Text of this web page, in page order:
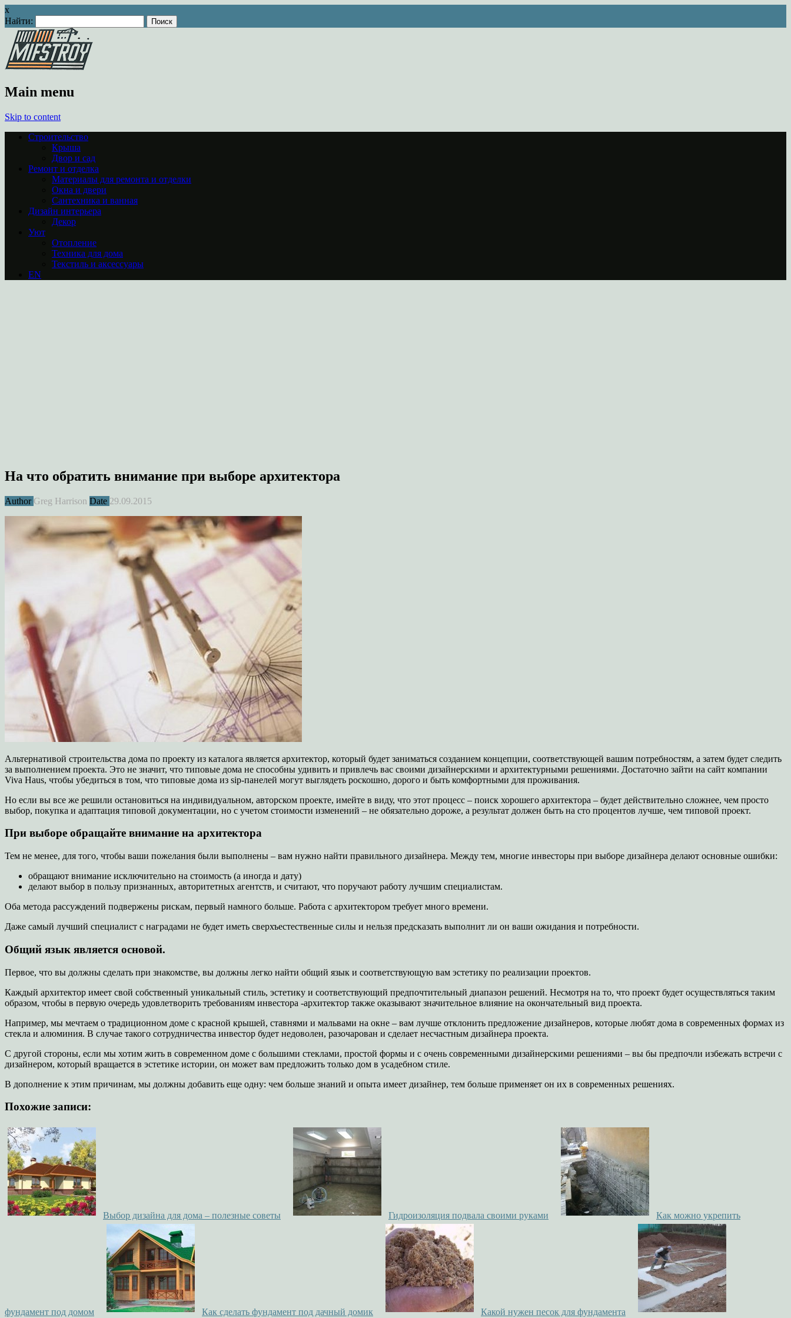
x
Найти:
Main menu
Skip to content
Строительство
Крыша
Двор и сад
Ремонт и отделка
Материалы для ремонта и отделки
Окна и двери
Сантехника и ванная
Дизайн интерьера
Декор
Уют
Отопление
Техника для дома
Текстиль и аксессуары
EN
На что обратить внимание при выборе архитектора
Author Greg Harrison Date 29.09.2015
Альтернативой строительства дома по проекту из каталога является архитектор, который будет заниматься созданием концепции, соответствующей вашим потребностям, а затем будет следить
за выполнением проекта. Это не значит, что типовые дома не способны удивить и привлечь вас своими дизайнерскими и архитектурными решениями. Достаточно зайти на сайт компании
Viva Haus, чтобы убедиться в том, что типовые дома из sip-панелей могут выглядеть роскошно, дорого и быть комфортными для проживания.
Но если вы все же решили остановиться на индивидуальном, авторском проекте, имейте в виду, что этот процесс – поиск хорошего архитектора – будет действительно сложнее, чем просто
выбор, покупка и адаптация типовой документации, но с учетом стоимости изменений – не обязательно дороже, а результат должен быть на сто процентов лучше, чем типовой проект.
При выборе обращайте внимание на архитектора
Тем не менее, для того, чтобы ваши пожелания были выполнены – вам нужно найти правильного дизайнера. Между тем, многие инвесторы при выборе дизайнера делают основные ошибки:
обращают внимание исключительно на стоимость (а иногда и дату)
делают выбор в пользу признанных, авторитетных агентств, и считают, что поручают работу лучшим специалистам.
Оба метода рассуждений подвержены рискам, первый намного больше. Работа с архитектором требует много времени.
Даже самый лучший специалист с наградами не будет иметь сверхъестественные силы и нельзя предсказать выполнит ли он ваши ожидания и потребности.
Общий язык является основой.
Первое, что вы должны сделать при знакомстве, вы должны легко найти общий язык и соответствующую вам эстетику по реализации проектов.
Каждый архитектор имеет свой собственный уникальный стиль, эстетику и соответствующий предпочтительный диапазон решений. Несмотря на то, что проект будет осуществляться таким
образом, чтобы в первую очередь удовлетворить требованиям инвестора -архитектор также оказывают значительное влияние на окончательный вид проекта.
Например, мы мечтаем о традиционном доме с красной крышей, ставнями и мальвами на окне – вам лучше отклонить предложение дизайнеров, которые любят дома в современных формах из
стекла и алюминия. В случае такого сотрудничества инвестор будет недоволен, разочарован и сделает несчастным дизайнера проекта.
С другой стороны, если мы хотим жить в современном доме с большими стеклами, простой формы и с очень современными дизайнерскими решениями – вы бы предпочли избежать встречи с
дизайнером, который вращается в эстетике истории, он может вам предложить только дом в усадебном стиле.
В дополнение к этим причинам, мы должны добавить еще одну: чем больше знаний и опыта имеет дизайнер, тем больше применяет он их в современных решениях.
Похожие записи:
Выбор дизайна для дома – полезные советы Гидроизоляция подвала своими руками Как можно укрепить
фундамент под домом Как сделать фундамент под дачный домик
Какой нужен песок для фундамента